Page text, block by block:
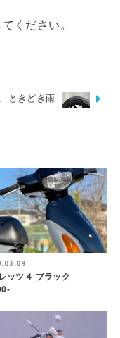
てください。
ときどき雨
ッツ４ ブラック